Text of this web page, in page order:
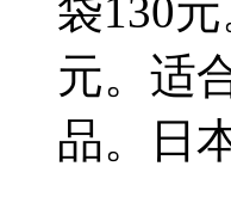
袋130
元。适
品。日